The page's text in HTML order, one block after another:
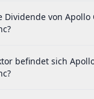
Dividende von Apollo
befindet sich